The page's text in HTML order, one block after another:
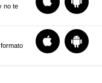
no te